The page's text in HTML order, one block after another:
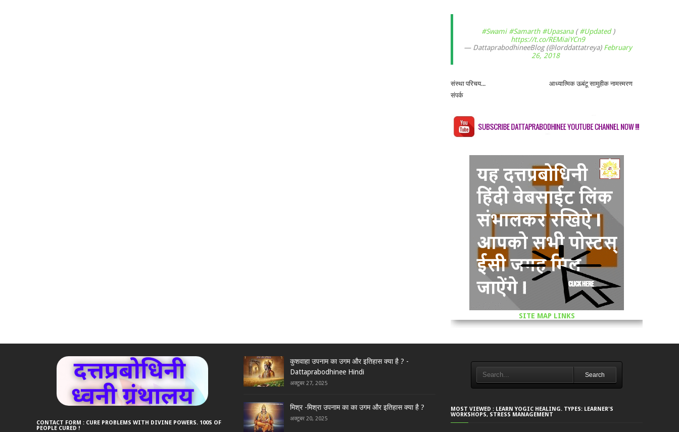
#Swami #Samarth #Upasana(#Updated)
https://t.co/REMiaiYCn9
— DattaprabodhineeBlog (@lorddattatreya) February
26, 2018
संस्था परिचय...
आध्यात्मिक ऊबंटू सामुहीक नामस्मरण
संपर्क
SITE MAP LINKS
CONTACT FORM : CURE PROBLEMS WITH DIVINE POWERS. 100S OF
PEOPLE CURED !
कुशवाहा उपनाम का उगम और इतिहास क्या है ? -
Dattaprabodhinee Hindi
अक्टूबर 27, 2025
मिश्र -मिश्रा उपनाम का का उगम और इतिहास क्या है ?
अक्टूबर 20, 2025
Search
MOST VIEWED : LEARN YOGIC HEALING. TYPES: LEARNER'S
WORKSHOPS, STRESS MANAGEMENT